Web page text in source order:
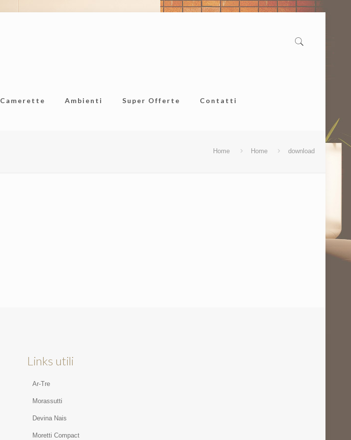
Camerette Ambienti Super Offerte Contatti
Home Home download
Links utili
Ar-Tre
Morassutti
Devina Nais
Moretti Compact